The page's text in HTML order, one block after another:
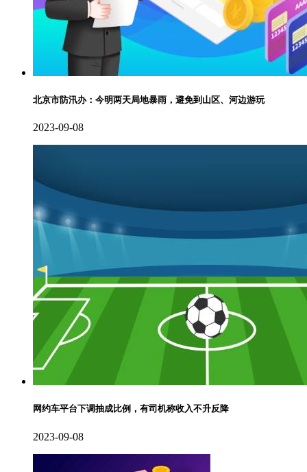
北京市防汛办：今明两天局地暴雨，避免到山区、河边游玩
2023-09-08
网约车平台下调抽成比例，有司机称收入不升反降
2023-09-08